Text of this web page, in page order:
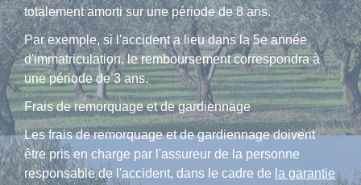
totalement amorti sur une période de 8 ans.
Par exemple, si l'accident a lieu dans la 5e année
d'immatriculation, le remboursement correspondra à
une période de 3 ans.
Frais de remorquage et de gardiennage
Les frais de remorquage et de gardiennage doivent
être pris en charge par l'assureur de la personne
responsable de l'accident, dans le cadre de la garantie